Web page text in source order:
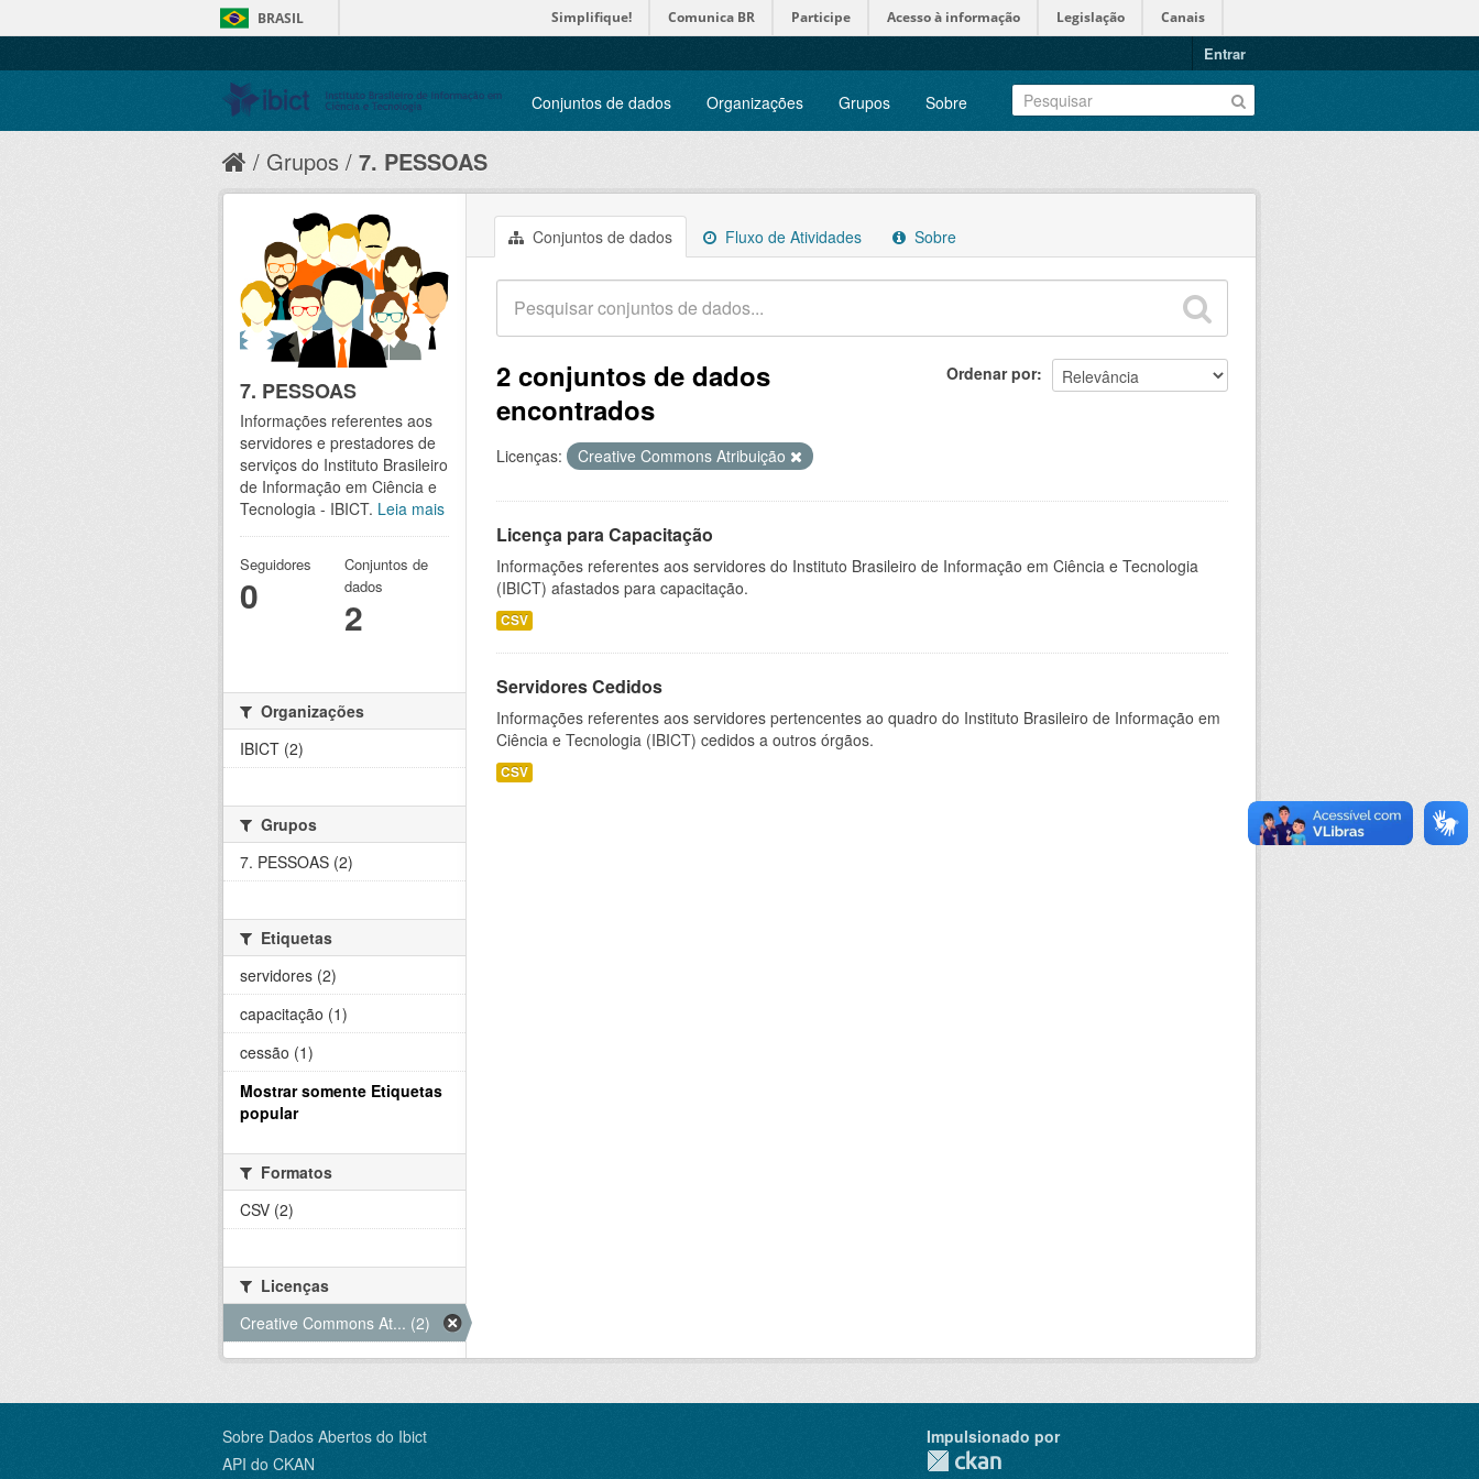
BRASIL Simplifique! Comunica BR Participe Acesso à informação Legislação Canais
Entrar
Conjuntos de dados Organizações Grupos Sobre
Grupos 7. PESSOAS
Conjuntos de dados Fluxo de Atividades Sobre
Ordenar por
2 conjuntos de dados
encontrados
Licenças: Creative Commons Atribuição
Licença para Capacitação
Informações referentes aos servidores do Instituto Brasileiro de Informação em Ciência e Tecnologia
(IBICT) afastados para capacitação.
CSV
Servidores Cedidos
Informações referentes aos servidores pertencentes ao quadro do Instituto Brasileiro de Informação em
Ciência e Tecnologia (IBICT) cedidos a outros órgãos.
CSV
7. PESSOAS
Informações referentes aos
servidores e prestadores de
serviços do Instituto Brasileiro
de Informação em Ciência e
Tecnologia - IBICT. Leia mais
Seguidores
0
Conjuntos de
dados
2
Organizações
IBICT (2)
Grupos
7. PESSOAS (2)
Etiquetas
servidores (2)
capacitação (1)
cessão (1)
Mostrar somente Etiquetas
popular
Formatos
CSV (2)
Licenças
Creative Commons At... (2)
Sobre Dados Abertos do Ibict
API do CKAN
Impulsionado por